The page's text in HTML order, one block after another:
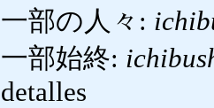
一部の人々:
一部始終:
detalles